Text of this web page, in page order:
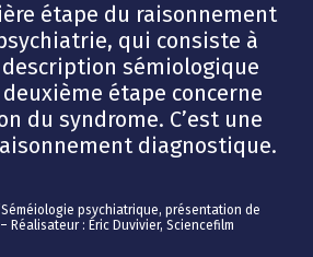
étape du raisonnement
qui consiste à
sémiologique
étape concerne
du syndrome. C’est une
diagnostique.
psychiatrique, présentation de
Réalisateur : Éric Duvivier, Sciencefilm